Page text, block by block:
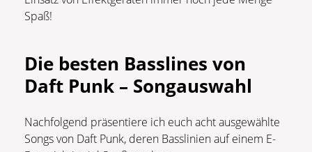
Spaß!
Die besten Basslines von
Daft Punk – Songauswahl
Nachfolgend präsentiere ich euch acht ausgewählte
Songs von Daft Punk, deren Basslinien auf einem E-